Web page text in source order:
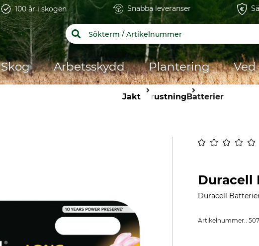
100 år i skogen Snabba leveranser
Skog Arbetsskydd Plantering Ved
Jakt UtrustningBatterier
Duracell
Duracell Batterier
Artikelnummer.: